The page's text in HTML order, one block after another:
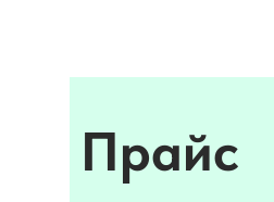
Прайс